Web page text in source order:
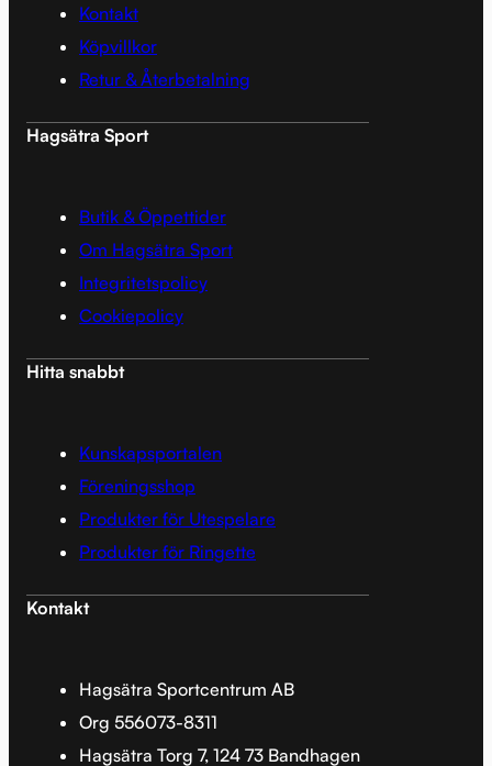
Kontakt
Köpvillkor
Retur & Återbetalning
Hagsätra Sport
Butik & Öppettider
Om Hagsätra Sport
Integritetspolicy
Cookiepolicy
Hitta snabbt
Kunskapsportalen
Föreningsshop
Produkter för Utespelare
Produkter för Ringette
Kontakt
Hagsätra Sportcentrum AB
Org 556073-8311
Hagsätra Torg 7, 124 73 Bandhagen